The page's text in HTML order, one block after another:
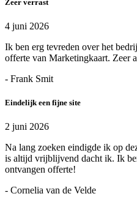
Zeer verrast
4 juni 2026
Ik ben erg tevreden over het
offerte van Marketingkaart. Zeer
- Frank Smit
Eindelijk een fijne site
2 juni 2026
Na lang zoeken eindigde ik op
is altijd vrijblijvend dacht ik. Ik
ontvangen offerte!
- Cornelia van de Velde